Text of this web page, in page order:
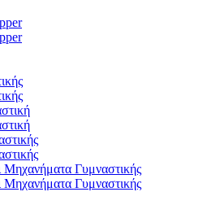
Γυμναστικής
Γυμναστικής